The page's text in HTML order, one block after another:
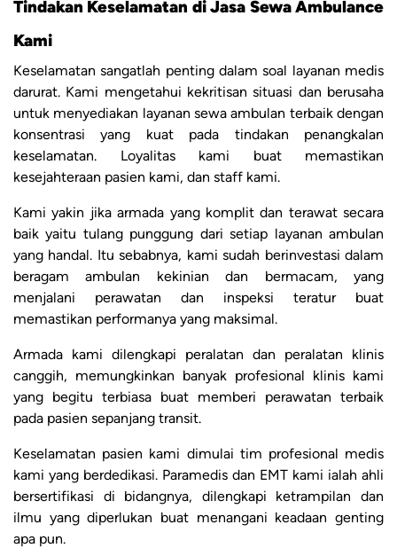
Tindakan Keselamatan di Jasa Sewa Ambulance
Kami
Keselamatan sangatlah penting dalam soal layanan medis
darurat. Kami mengetahui kekritisan situasi dan berusaha
untuk menyediakan layanan sewa ambulan terbaik dengan
konsentrasi yang kuat pada tindakan penangkalan
keselamatan. Loyalitas kami buat memastikan
kesejahteraan pasien kami, dan staff kami.
Kami yakin jika armada yang komplit dan terawat secara
baik yaitu tulang punggung dari setiap layanan ambulan
yang handal. Itu sebabnya, kami sudah berinvestasi dalam
beragam ambulan kekinian dan bermacam, yang
menjalani perawatan dan inspeksi teratur buat
memastikan performanya yang maksimal.
Armada kami dilengkapi peralatan dan peralatan klinis
canggih, memungkinkan banyak profesional klinis kami
yang begitu terbiasa buat memberi perawatan terbaik
pada pasien sepanjang transit.
Keselamatan pasien kami dimulai tim profesional medis
kami yang berdedikasi. Paramedis dan EMT kami ialah ahli
bersertifikasi di bidangnya, dilengkapi ketrampilan dan
ilmu yang diperlukan buat menangani keadaan genting
apa pun.